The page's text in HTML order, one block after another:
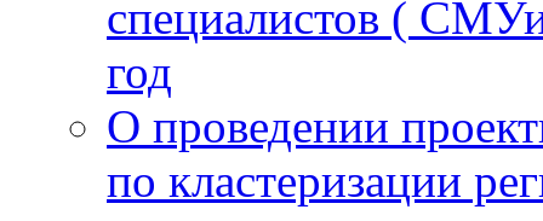
специалистов (
год
О проведении
по кластеризации